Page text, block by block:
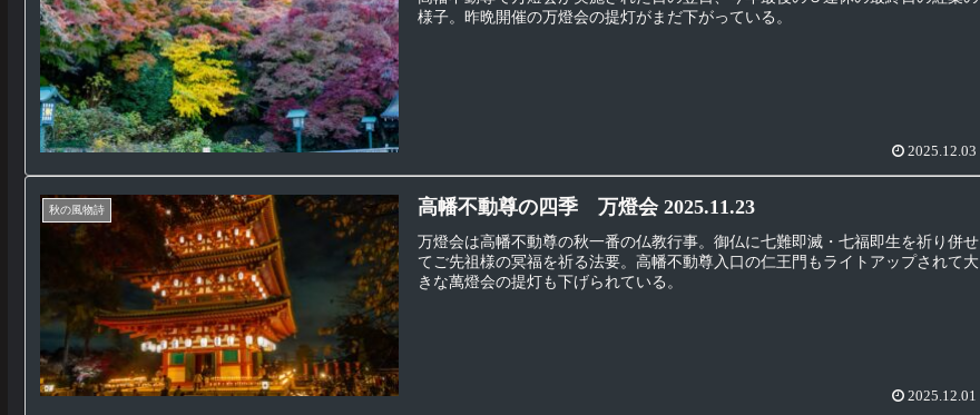
様子。昨晩開催の万燈会の提灯がまだ下がっている。
2025.12.03
秋の風物詩 高幡不動尊の四季 万燈会 2025.11.23
万燈会は高幡不動尊の秋一番の仏教行事。御仏に七難即滅・七福即生を祈り併せ
てご先祖様の冥福を祈る法要。高幡不動尊入口の仁王門もライトアップされて大
きな萬燈会の提灯も下げられている。
2025.12.01